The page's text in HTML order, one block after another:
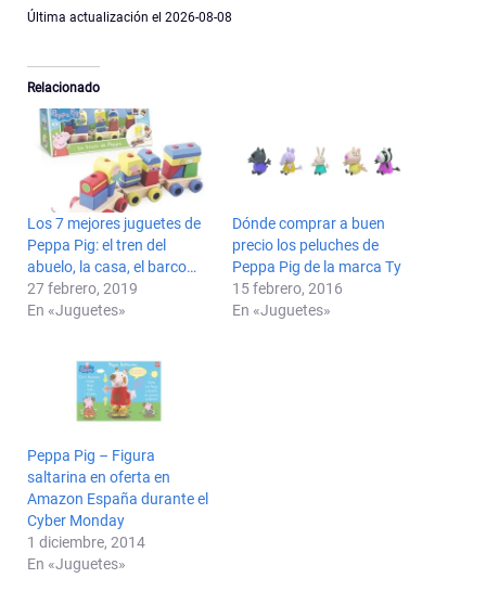
Última actualización el 2026-08-08
Relacionado
Los 7 mejores juguetes de
Peppa Pig: el tren del
abuelo, la casa, el barco…
27 febrero, 2019
En «Juguetes»
Dónde comprar a buen
precio los peluches de
Peppa Pig de la marca Ty
15 febrero, 2016
En «Juguetes»
Peppa Pig – Figura
saltarina en oferta en
Amazon España durante el
Cyber Monday
1 diciembre, 2014
En «Juguetes»